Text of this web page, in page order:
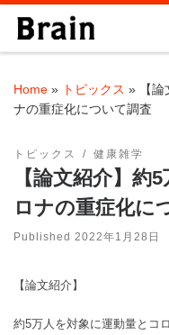
Skip to content
Home » トピックス »
【
ナの重症化について調査
トピックス 健康雑学
【論文紹介】約
ロナの重症化に
Published 2022年1月28日
【論文紹介】
約5万人を対象に運動量とコ